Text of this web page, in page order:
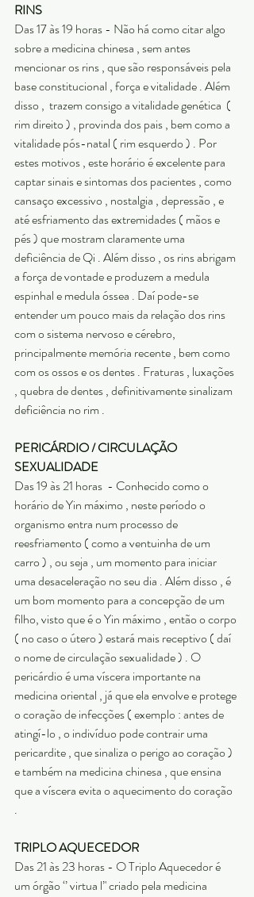
RINS
Das 17 às 19 horas - Não há como citar algo
sobre a medicina chinesa , sem antes
mencionar os rins , que são responsáveis pela
base constitucional , força e vitalidade . Além
disso ,  trazem consigo a vitalidade genética  (
rim direito ) , provinda dos pais , bem como a
vitalidade pós-natal ( rim esquerdo ) . Por
estes motivos , este horário é excelente para
captar sinais e sintomas dos pacientes , como
cansaço excessivo , nostalgia , depressão , e
até esfriamento das extremidades ( mãos e
pés ) que mostram claramente uma
deficiência de Qi . Além disso , os rins abrigam
a força de vontade e produzem a medula
espinhal e medula óssea . Daí pode-se
entender um pouco mais da relação dos rins
com o sistema nervoso e cérebro,
principalmente memória recente , bem como
com os ossos e os dentes . Fraturas , luxações
, quebra de dentes , definitivamente sinalizam
deficiência no rim .
PERICÁRDIO / CIRCULAÇÃO
SEXUALIDADE
Das 19 às 21 horas  - Conhecido como o
horário de Yin máximo , neste período o
organismo entra num processo de
reesfriamento ( como a ventuinha de um
carro ) , ou seja , um momento para iniciar
uma desaceleração no seu dia . Além disso , é
um bom momento para a concepção de um
filho, visto que é o Yin máximo , então o corpo
( no caso o útero ) estará mais receptivo ( daí
o nome de circulação sexualidade ) . O
pericárdio é uma víscera importante na
medicina oriental , já que ela envolve e protege
o coração de infecções ( exemplo : antes de
atingí-lo , o indivíduo pode contrair uma
pericardite , que sinaliza o perigo ao coração )
e também na medicina chinesa , que ensina
que a víscera evita o aquecimento do coração
.
TRIPLO AQUECEDOR
Das 21 às 23 horas - O Triplo Aquecedor é
um órgão ‘’ virtua l’' criado pela medicina